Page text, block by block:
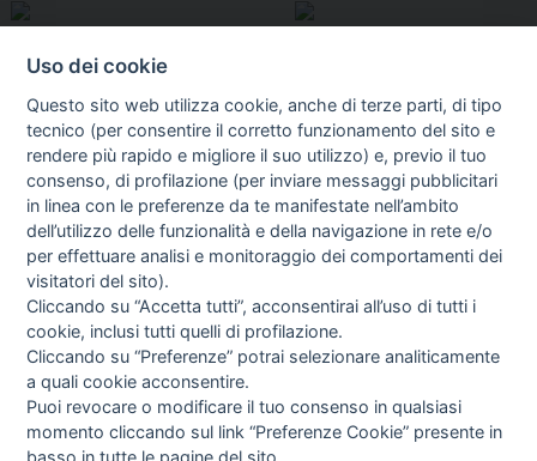
I libri Vedi tutti
Uso dei cookie
Questo sito web utilizza cookie, anche di terze parti, di tipo
tecnico (per consentire il corretto funzionamento del sito e
rendere più rapido e migliore il suo utilizzo) e, previo il tuo
consenso, di profilazione (per inviare messaggi pubblicitari
in linea con le preferenze da te manifestate nell’ambito
dell’utilizzo delle funzionalità e della navigazione in rete e/o
per effettuare analisi e monitoraggio dei comportamenti dei
visitatori del sito).
Cliccando su “Accetta tutti”, acconsentirai all’uso di tutti i
cookie, inclusi tutti quelli di profilazione.
Cliccando su “Preferenze” potrai selezionare analiticamente
a quali cookie acconsentire.
Puoi revocare o modificare il tuo consenso in qualsiasi
momento cliccando sul link “Preferenze Cookie” presente in
basso in tutte le pagine del sito.